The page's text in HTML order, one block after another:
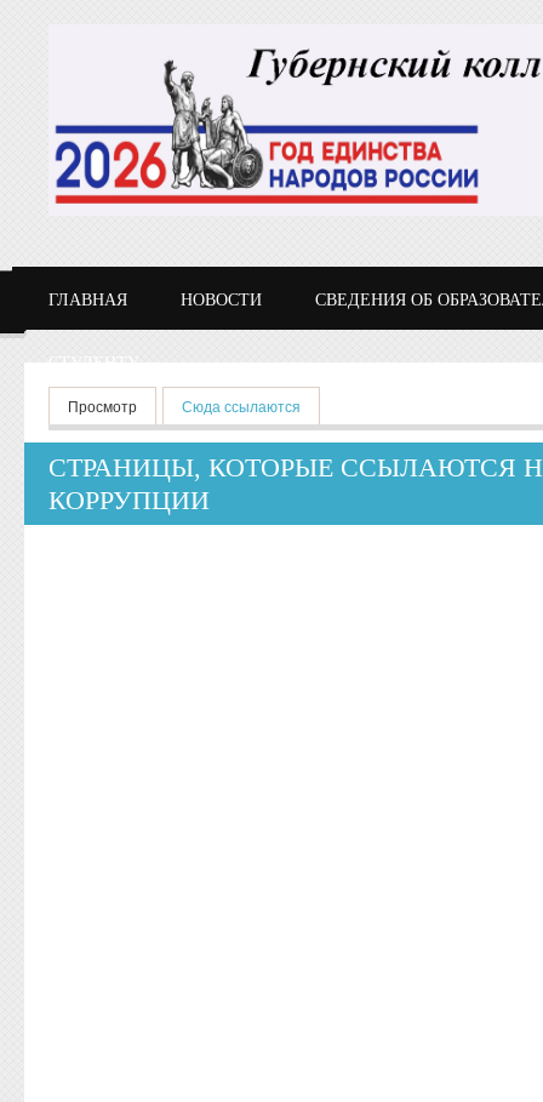
ГЛАВНАЯ НОВОСТИ СВЕДЕНИЯ ОБ
СТУДЕНТУ
Главные вкладки
Просмотр Сюда ссылаются
СТРАНИЦЫ, КОТОРЫЕ ССЫЛАЮТСЯ
КОРРУПЦИИ